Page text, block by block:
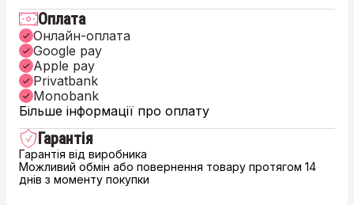
Оплата
Онлайн-оплата
Google pay
Apple pay
Privatbank
Monobank
Більше інформації про оплату
Гарантія
Гарантія від виробника
Можливий обмін або повернення товару протягом 14
днів з моменту покупки